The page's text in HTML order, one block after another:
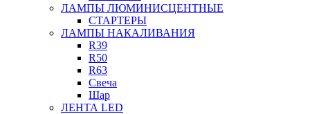
ЛАМПЫ ЛЮМИНИСЦЕНТНЫЕ
СТАРТЕРЫ
ЛАМПЫ НАКАЛИВАНИЯ
R39
R50
R63
Свеча
Шар
ЛЕНТА LED